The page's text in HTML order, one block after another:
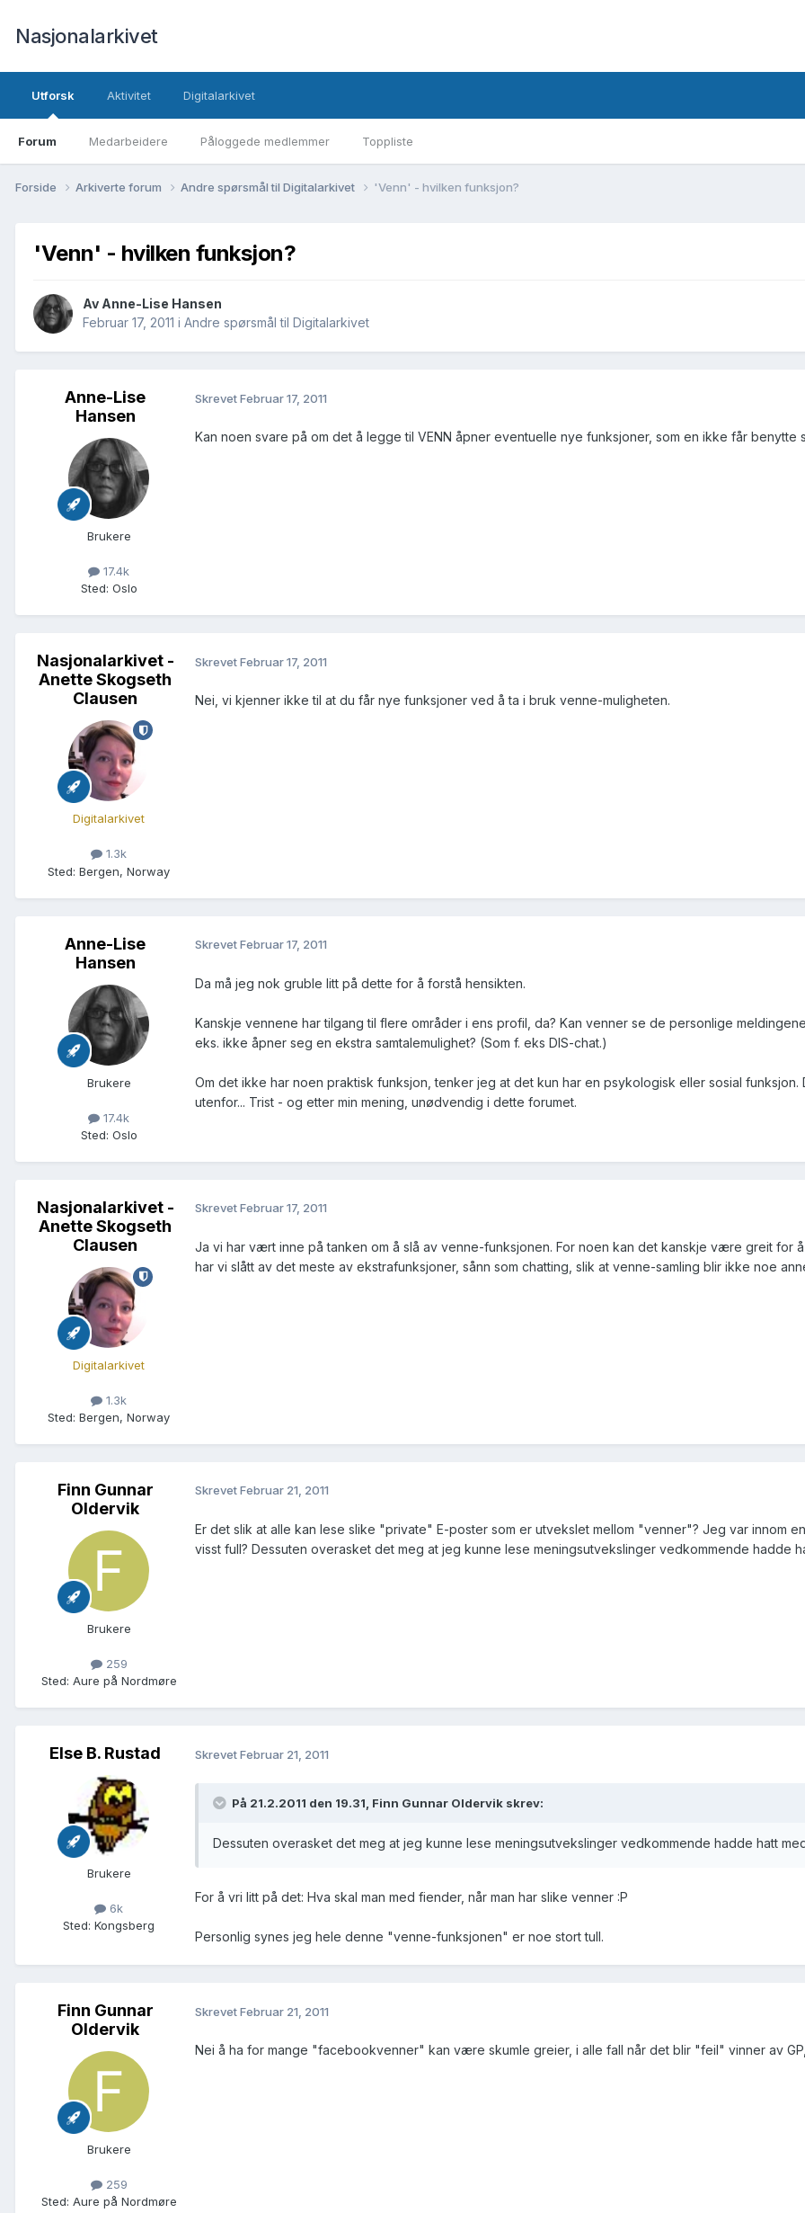
Nasjonalarkivet
Utforsk
Forum Medarbeidere Påloggede medlemmer Toppliste
Aktivitet Digitalarkivet
Forside Arkiverte forum Andre spørsmål til Digitalarkivet 'Venn' - hvilken funksjon?
'Venn' - hvilken funksjon?
Av Anne-Lise Hansen
Februar 17, 2011 i Andre spørsmål til Digitalarkivet
Anne-Lise
Hansen
Brukere
17.4k
Sted: Oslo
SkrevetFebruar 17, 2011
Kan noen svare på om det å legge til VENN åpner eventuelle nye funksjoner, som en ikke får
Nasjonalarkivet -
Anette Skogseth
Clausen
Digitalarkivet
1.3k
Sted: Bergen, Norway
SkrevetFebruar 17, 2011
Nei, vi kjenner ikke til at du får nye funksjoner ved å ta i bruk venne-muligheten.
Anne-Lise
Hansen
Brukere
17.4k
Sted: Oslo
SkrevetFebruar 17, 2011
Da må jeg nok gruble litt på dette for å forstå hensikten.
Kanskje vennene har tilgang til flere områder i ens profil, da? Kan venner se de personlige
eks. ikke åpner seg en ekstra samtalemulighet? (Som f. eks DIS-chat.)
Om det ikke har noen praktisk funksjon, tenker jeg at det kun har en psykologisk eller sosial
utenfor... Trist - og etter min mening, unødvendig i dette forumet.
Nasjonalarkivet -
Anette Skogseth
Clausen
Digitalarkivet
1.3k
Sted: Bergen, Norway
SkrevetFebruar 17, 2011
Ja vi har vært inne på tanken om å slå av venne-funksjonen. For noen kan det kanskje være greit for
har vi slått av det meste av ekstrafunksjoner, sånn som chatting, slik at venne-samling blir ikke noe
Finn Gunnar
Oldervik
Brukere
259
Sted: Aure på Nordmøre
SkrevetFebruar 21, 2011
Er det slik at alle kan lese slike "private" E-poster som er utvekslet mellom "venner"? Jeg var innom
visst full? Dessuten overasket det meg at jeg kunne lese meningsutvekslinger vedkommende hadde
Else B. Rustad
Brukere
6k
Sted: Kongsberg
SkrevetFebruar 21, 2011
På 21.2.2011 den 19.31, Finn Gunnar Oldervik skrev:
Dessuten overasket det meg at jeg kunne lese meningsutvekslinger vedkommende hadde hatt
For å vri litt på det: Hva skal man med fiender, når man har slike venner :P
Personlig synes jeg hele denne "venne-funksjonen" er noe stort tull.
Finn Gunnar
Oldervik
Brukere
259
Sted: Aure på Nordmøre
SkrevetFebruar 21, 2011
Nei å ha for mange "facebookvenner" kan være skumle greier, i alle fall når det blir "feil" vinner av